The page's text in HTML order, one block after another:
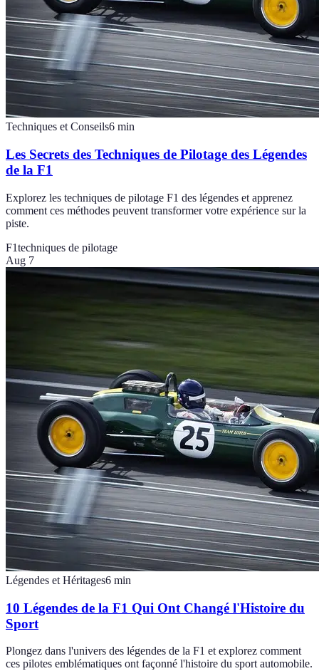
Techniques et Conseils6 min
Les Secrets des Techniques de Pilotage des Légendes
de la F1
Explorez les techniques de pilotage F1 des légendes et apprenez
comment ces méthodes peuvent transformer votre expérience sur la
piste.
F1techniques de pilotage
Aug 7
Légendes et Héritages6 min
10 Légendes de la F1 Qui Ont Changé l'Histoire du
Sport
Plongez dans l'univers des légendes de la F1 et explorez comment
ces pilotes emblématiques ont façonné l'histoire du sport automobile.